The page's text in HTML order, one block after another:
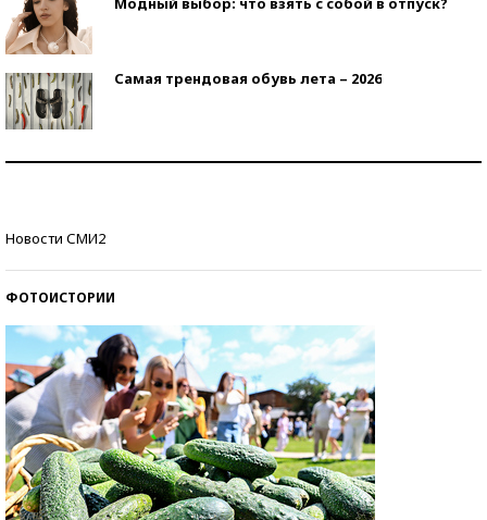
Самая трендовая обувь лета – 2026
Новости СМИ2
ФОТОИСТОРИИ